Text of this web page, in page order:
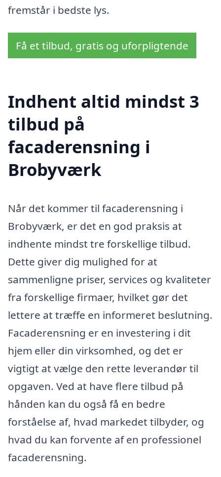
fremstår i bedste lys.
Få et tilbud, gratis og uforpligtende
Indhent altid mindst 3
tilbud på
facaderensning i
Brobyværk
Når det kommer til facaderensning i
Brobyværk, er det en god praksis at
indhente mindst tre forskellige tilbud.
Dette giver dig mulighed for at
sammenligne priser, services og kvaliteter
fra forskellige firmaer, hvilket gør det
lettere at træffe en informeret beslutning.
Facaderensning er en investering i dit
hjem eller din virksomhed, og det er
vigtigt at vælge den rette leverandør til
opgaven. Ved at have flere tilbud på
hånden kan du også få en bedre
forståelse af, hvad markedet tilbyder, og
hvad du kan forvente af en professionel
facaderensning.